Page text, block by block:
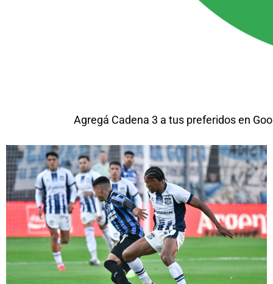
Agregá Cadena 3 a tus preferidos en